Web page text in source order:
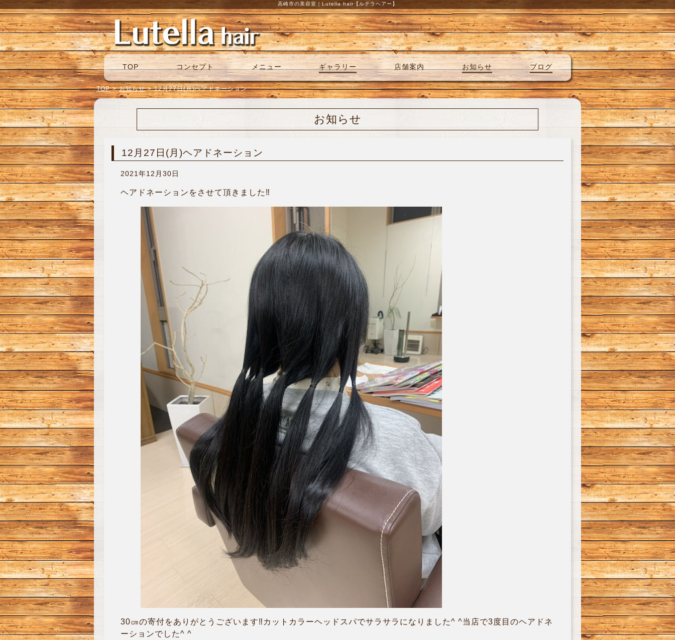
高崎市の美容室｜Lutella hair【ルテラヘアー】
TOP コンセプト メニュー ギャラリー 店舗案内 お知らせ ブログ
TOP > お知らせ > 12月27日(月)ヘアドネーション
お知らせ
12月27日(月)ヘアドネーション
2021年12月30日
ヘアドネーションをさせて頂きました‼︎
30㎝の寄付をありがとうございます‼︎カットカラーヘッドスパでサラサラになりました^ ^当店で3度目のヘアドネ
ーションでした^ ^